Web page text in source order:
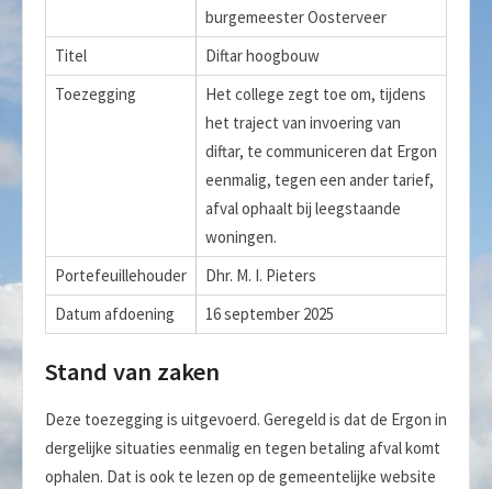
burgemeester Oosterveer
Titel
Diftar hoogbouw
Toezegging
Het college zegt toe om, tijdens
het traject van invoering van
diftar, te communiceren dat Ergon
eenmalig, tegen een ander tarief,
afval ophaalt bij leegstaande
woningen.
Portefeuillehouder
Dhr. M. I. Pieters
Datum afdoening
16 september 2025
Stand van zaken
Deze toezegging is uitgevoerd. Geregeld is dat de Ergon in
dergelijke situaties eenmalig en tegen betaling afval komt
ophalen. Dat is ook te lezen op de gemeentelijke website